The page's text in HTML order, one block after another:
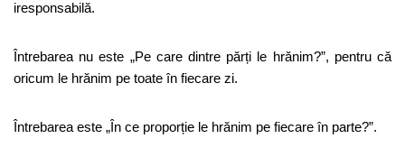
iresponsabilă.
Întrebarea nu este „Pe care dintre părți le hrănim?”, pentru că
oricum le hrănim pe toate în fiecare zi.
Întrebarea este „În ce proporție le hrănim pe fiecare în parte?”.